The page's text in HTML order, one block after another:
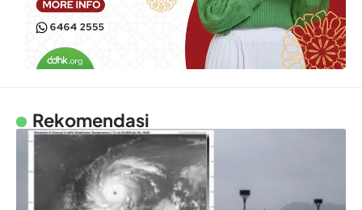
Rekomendasi